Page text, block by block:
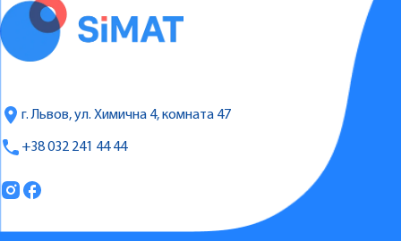
г. Львов, ул. Химична 4, комната 47
+38 032 241 44 44